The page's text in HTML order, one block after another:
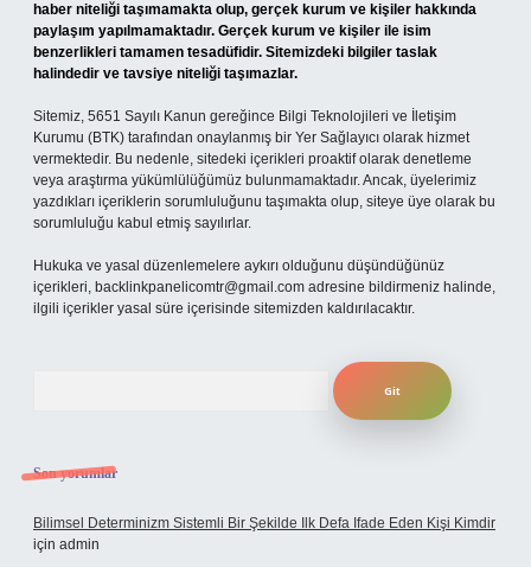
haber niteliği taşımamakta olup, gerçek kurum ve kişiler hakkında
paylaşım yapılmamaktadır. Gerçek kurum ve kişiler ile isim
benzerlikleri tamamen tesadüfidir. Sitemizdeki bilgiler taslak
halindedir ve tavsiye niteliği taşımazlar.
Sitemiz, 5651 Sayılı Kanun gereğince Bilgi Teknolojileri ve İletişim
Kurumu (BTK) tarafından onaylanmış bir Yer Sağlayıcı olarak hizmet
vermektedir. Bu nedenle, sitedeki içerikleri proaktif olarak denetleme
veya araştırma yükümlülüğümüz bulunmamaktadır. Ancak, üyelerimiz
yazdıkları içeriklerin sorumluluğunu taşımakta olup, siteye üye olarak bu
sorumluluğu kabul etmiş sayılırlar.
Hukuka ve yasal düzenlemelere aykırı olduğunu düşündüğünüz
içerikleri, backlinkpanelicomtr@gmail.com adresine bildirmeniz halinde,
ilgili içerikler yasal süre içerisinde sitemizden kaldırılacaktır.
Son yorumlar
Bilimsel Determinizm Sistemli Bir Şekilde Ilk Defa Ifade Eden Kişi Kimdir
için admin